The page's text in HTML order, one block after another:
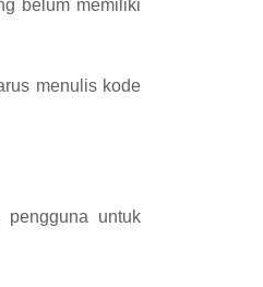
belum memiliki
menulis kode
untuk